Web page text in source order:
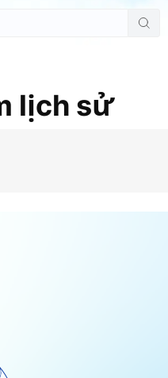
lịch sử